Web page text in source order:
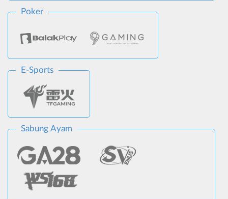
Poker
E-Sports
Sabung Ayam